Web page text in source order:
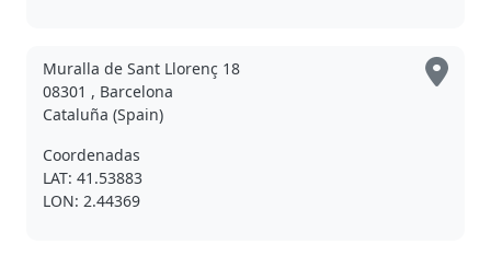
Muralla de Sant Llorenç 18
08301 , Barcelona
Cataluña (Spain)
Coordenadas
LAT: 41.53883
LON: 2.44369